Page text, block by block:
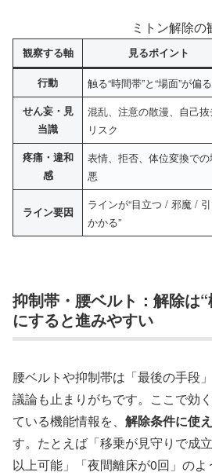
ミトン解除
観察する軸 見るポイント
行動 触る“時間帯”と“場面”が偏
せん妄・見
当識
混乱、注意の散漫、自己
リスク
疼痛・違和
感
表情、拒否、体位変換で
悪
ライン要因
ラインが“目立つ / 邪魔 /
かかる”
抑制帯・腰ベルト：解除は
にすると進みやすい
腰ベルトや抑制帯は「最後の手段
議論も止まりがちです。ここで効
ている機能情報を、 解除条件に使
す。たとえば「移乗が見守りで成
以上可能」「夜間離床が0回」のよ